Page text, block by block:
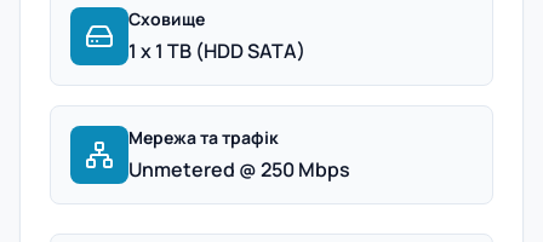
Сховище
1 x 1 TB (HDD SATA)
Мережа та трафік
Unmetered @ 250 Mbps